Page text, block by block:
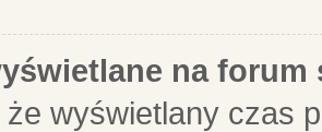
na forum
że wyświetlany czas